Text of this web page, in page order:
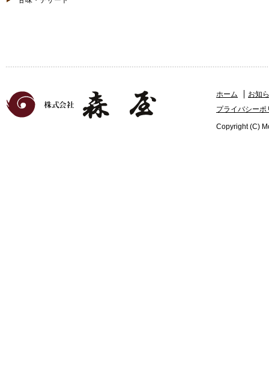
ホーム
お知
プライバシーポ
Copyright (C)